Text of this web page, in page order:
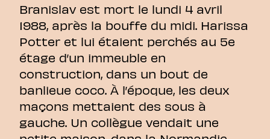
Branislav est mort le lundi 4 avril
1988, après la bouffe du midi. Harissa
Potter et lui étaient perchés au 5e
étage d’un immeuble en
construction, dans un bout de
banlieue coco. À l’époque, les deux
maçons mettaient des sous à
gauche. Un collègue vendait une